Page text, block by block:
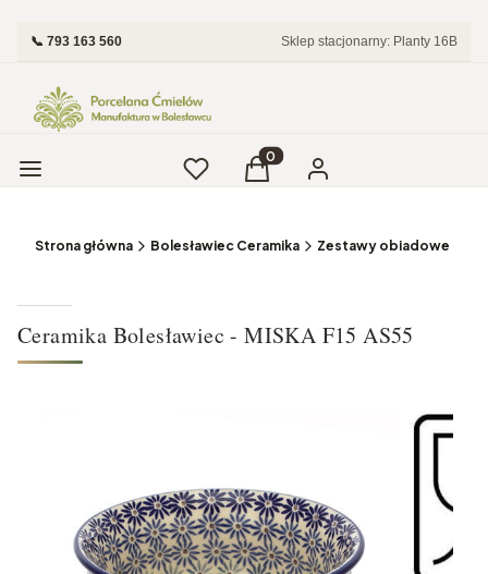
📞 793 163 560 Sklep stacjonarny: Planty 16B
Menu UlubioneProdukty w koszyku: 0.
Koszyk Zaloguj się
Strona główna Bolesławiec Ceramika Zestawy obiadowe i
Ceramika Bolesławiec - MISKA F15 AS55